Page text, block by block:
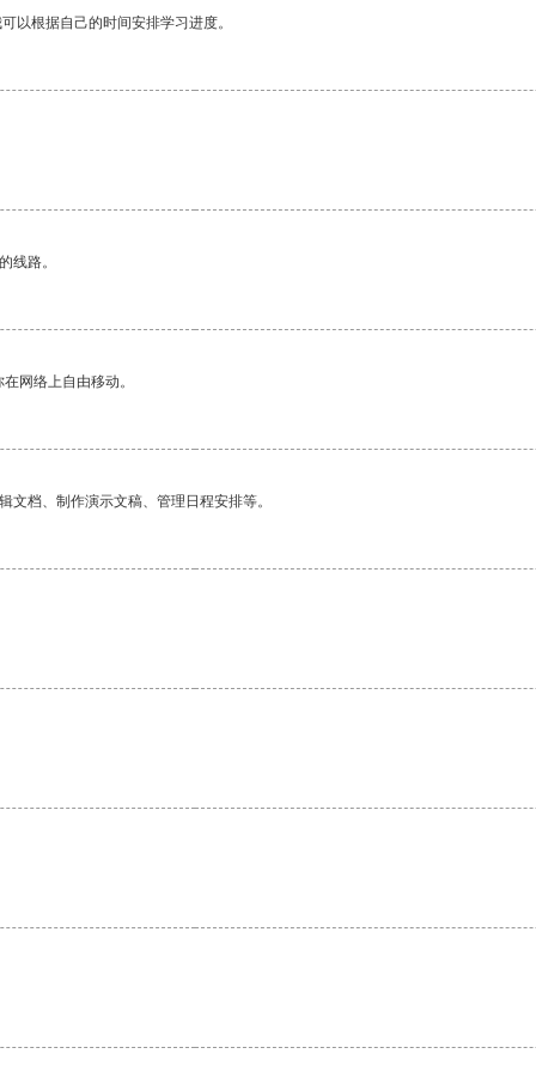
以根据自己的时间安排学习进度。
线路。
网络上自由移动。
档、制作演示文稿、管理日程安排等。